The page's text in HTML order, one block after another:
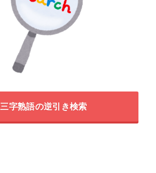
三字熟語の逆引き検索